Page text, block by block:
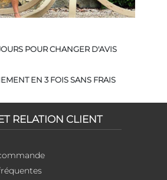
POUR CHANGER D'AVIS
EN 3 FOIS SANS FRAIS
RELATION CLIENT